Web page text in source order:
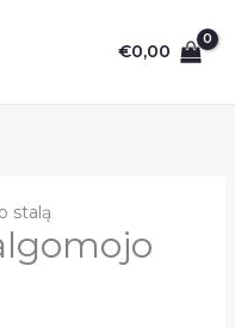
€0,00
stalą